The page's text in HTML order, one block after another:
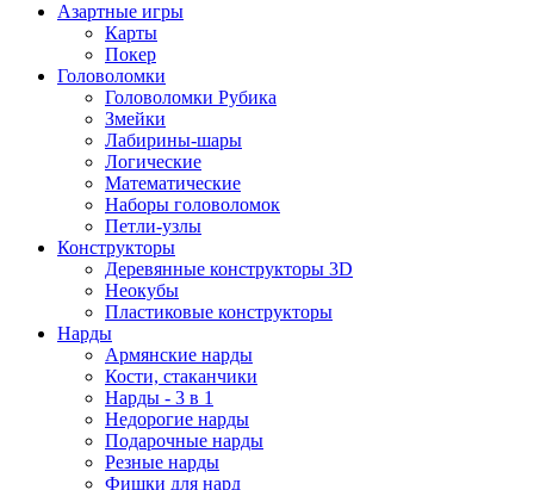
Азартные игры
Карты
Покер
Головоломки
Головоломки Рубика
Змейки
Лабирины-шары
Логические
Математические
Наборы головоломок
Петли-узлы
Конструкторы
Деревянные конструкторы 3D
Неокубы
Пластиковые конструкторы
Нарды
Армянские нарды
Кости, стаканчики
Нарды - 3 в 1
Недорогие нарды
Подарочные нарды
Резные нарды
Фишки для нард